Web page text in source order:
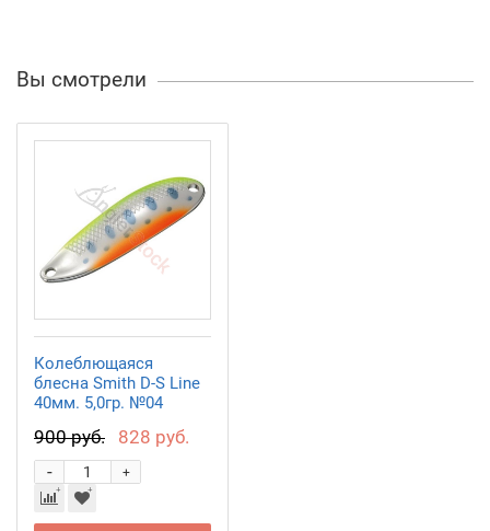
Вы смотрели
Колеблющаяся
блесна Smith D-S Line
40мм. 5,0гр. №04
900 руб. 828 руб.
+
-